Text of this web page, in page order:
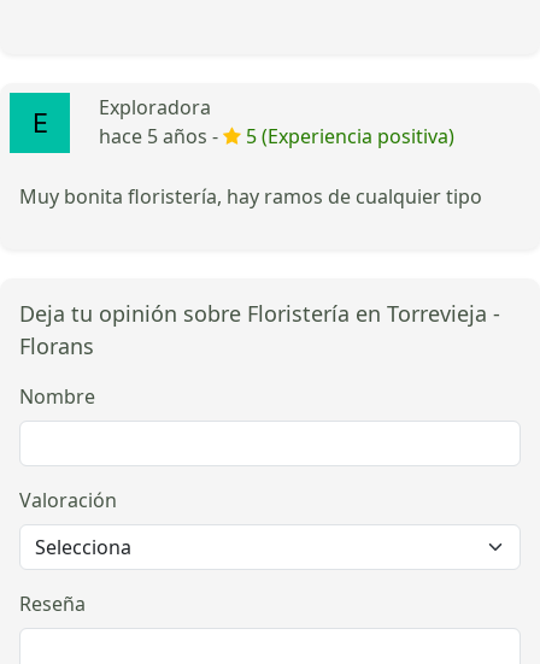
Exploradora
hace 5 años -
5 (Experiencia positiva)
Muy bonita floristería, hay ramos de cualquier tipo
Deja tu opinión sobre Floristería en Torrevieja -
Florans
Nombre
Valoración
Reseña